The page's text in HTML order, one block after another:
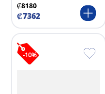
₡8180
₡7362
-10%